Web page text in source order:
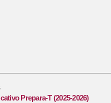
Prepara-T (2025-2026)